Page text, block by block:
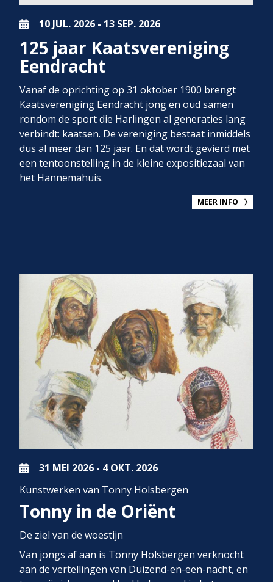
10 JUL. 2026 - 13 SEP. 2026
125 jaar Kaatsvereniging
Eendracht
Vanaf de oprichting op 31 oktober 1900 brengt
Kaatsvereniging Eendracht jong en oud samen
rondom de sport die Harlingen al generaties lang
verbindt: kaatsen. De vereniging bestaat inmiddels
dus al meer dan 125 jaar. En dat wordt gevierd met
een tentoonstelling in de kleine expositiezaal van
het Hannemahuis.
MEER INFO
31 MEI 2026 - 4 OKT. 2026
Kunstwerken van Tonny Holsbergen
Tonny in de Oriënt
De ziel van de woestijn
Van jongs af aan is Tonny Holsbergen verknocht
aan de vertellingen van Duizend-en-een-nacht, en